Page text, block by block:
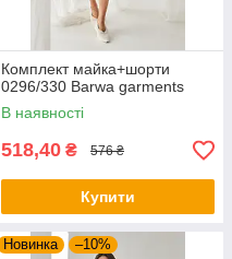
Комплект майка+шорти
0296/330 Barwa garments
В наявності
518,40 ₴ 576 ₴
Купити
Новинка –10%